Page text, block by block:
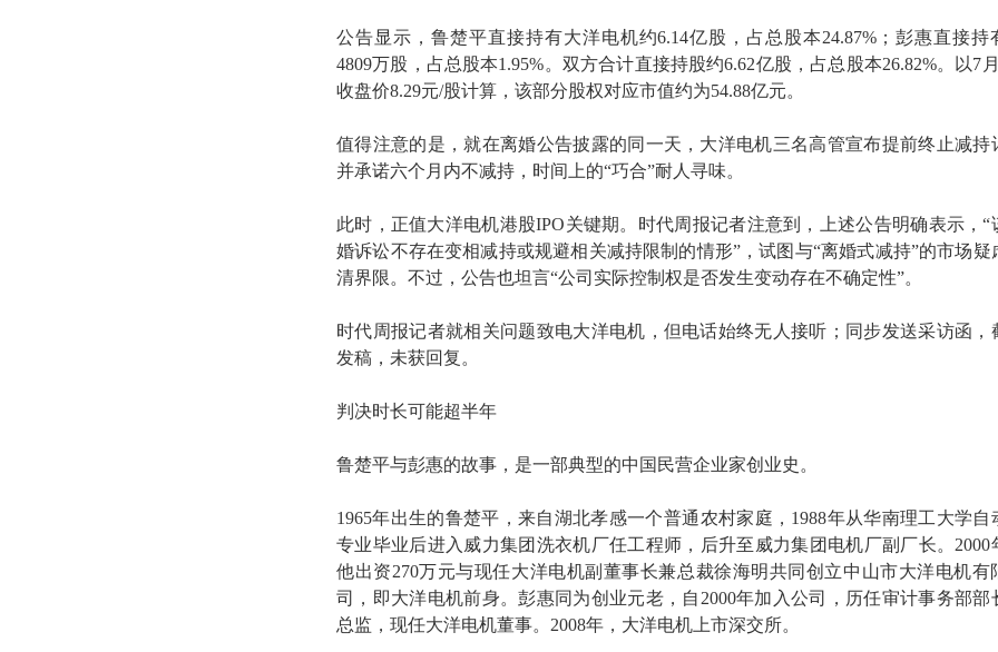
公告显示，鲁楚平直接持有大洋电机约6.14亿股，占总股本24.87%；彭惠直接持
4809万股，占总股本1.95%。双方合计直接持股约6.62亿股，占总股本26.82%。以7
收盘价8.29元/股计算，该部分股权对应市值约为54.88亿元。
值得注意的是，就在离婚公告披露的同一天，大洋电机三名高管宣布提前终止减持
并承诺六个月内不减持，时间上的“巧合”耐人寻味。
此时，正值大洋电机港股IPO关键期 。时代周报记者注意到，上述公告明确表示，“
婚诉讼不存在变相减持或规避相关减持限制的情形”，试图与“离婚式减持”的市场疑
清界限。不过，公告也坦言“公司实际控制权是否发生变动存在不确定性”。
时代周报记者就相关问题致电大洋电机，但电话始终无人接听；同步发送采访函，
发稿，未获回复。
判决时长可能超半年
鲁楚平与彭惠的故事，是一部典型的中国民营企业家创业史。
1965年出生的鲁楚平，来自湖北孝感一个普通农村家庭，1988年从华南理工大学自
专业毕业后进入威力集团洗衣机厂任工程师，后升至威力集团电机厂副厂长。2000
他出资270万元与现任大洋电机副董事长兼总裁徐海明共同创立中山市大洋电机有
司，即大洋电机前身。彭惠同为创业元老，自2000年加入公司，历任审计事务部部
总监，现任大洋电机董事。2008年，大洋电机上市深交所。